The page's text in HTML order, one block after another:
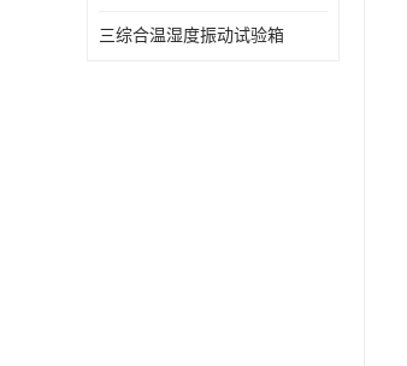
三综合温湿度振动试验箱